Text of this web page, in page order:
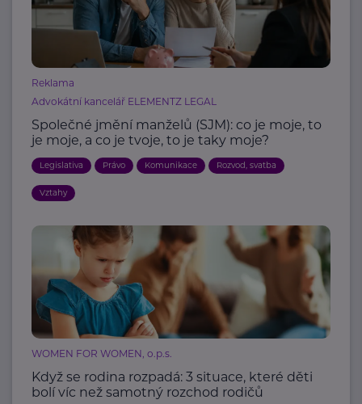
Reklama
Advokátní kancelář ELEMENTZ LEGAL
Společné jmění manželů (SJM): co je moje, to
je moje, a co je tvoje, to je taky moje?
Legislativa Právo Komunikace Rozvod, svatba
Vztahy
WOMEN FOR WOMEN, o.p.s.
Když se rodina rozpadá: 3 situace, které děti
bolí víc než samotný rozchod rodičů